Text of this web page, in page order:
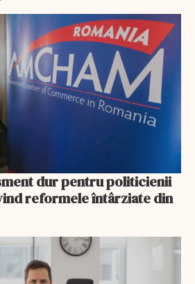
dur pentru politicienii
reformele întârziate din